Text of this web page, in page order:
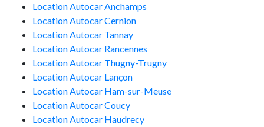
Location Autocar Anchamps
Location Autocar Cernion
Location Autocar Tannay
Location Autocar Rancennes
Location Autocar Thugny-Trugny
Location Autocar Lançon
Location Autocar Ham-sur-Meuse
Location Autocar Coucy
Location Autocar Haudrecy